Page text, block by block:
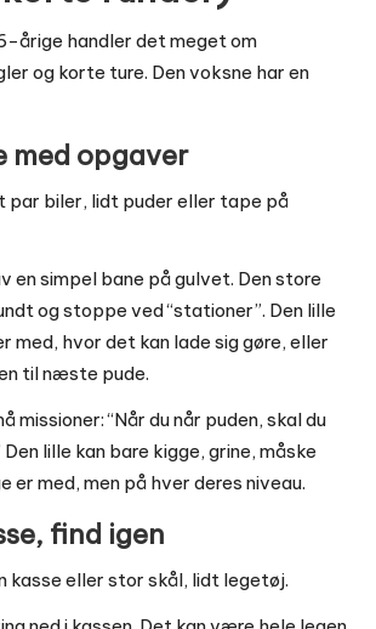
årige handler det meget om
og korte ture. Den voksne har en
med opgaver
par biler, lidt puder eller tape på
en simpel bane på gulvet. Den store
og stoppe ved “stationer”. Den lille
med, hvor det kan lade sig gøre, eller
til næste pude.
missioner: “Når du når puden, skal du
lille kan bare kigge, grine, måske
er med, men på hver deres niveau.
find igen
kasse eller stor skål, lidt legetøj.